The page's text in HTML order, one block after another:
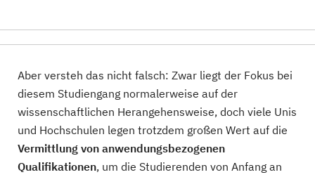
Aber versteh das nicht falsch: Zwar liegt der Fokus bei
diesem Studiengang normalerweise auf der
wissenschaftlichen Herangehensweise, doch viele Unis
und Hochschulen legen trotzdem großen Wert auf die
Vermittlung von anwendungsbezogenen
Qualifikationen, um die Studierenden von Anfang an